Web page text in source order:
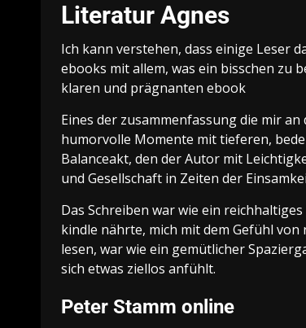
Literatur Agnes
Ich kann verstehen, dass einige Leser
ebooks mit allem, was ein bisschen zu
klaren und prägnanten ebook
Eines der zusammenfassung die mir
humorvolle Momente mit tieferen,
Balanceakt, den der Autor mit
und Gesellschaft in Zeiten der
Das Schreiben war wie ein
kindle nährte, mich mit dem Gefühl
lesen, war wie ein gemütlicher
sich etwas ziellos anfühlt.
Peter Stamm online